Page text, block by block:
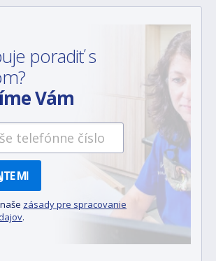
poradiť s
Vám
MI
zásady pre spracovanie
.